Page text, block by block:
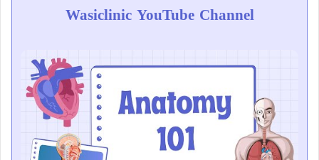
Wasiclinic YouTube Channel